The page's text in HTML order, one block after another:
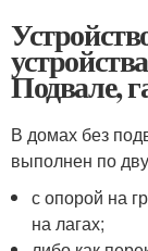
Подвале,
В домах без
выполнен по
с опорой на
на лагах;